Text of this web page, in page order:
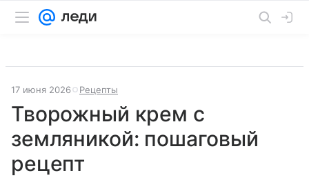
17 июня 2026 Рецепты
Творожный крем с
земляникой: пошаговый
рецепт